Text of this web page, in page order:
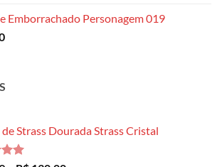
Emborrachado Personagem 019
Strass Dourada Strass Cristal